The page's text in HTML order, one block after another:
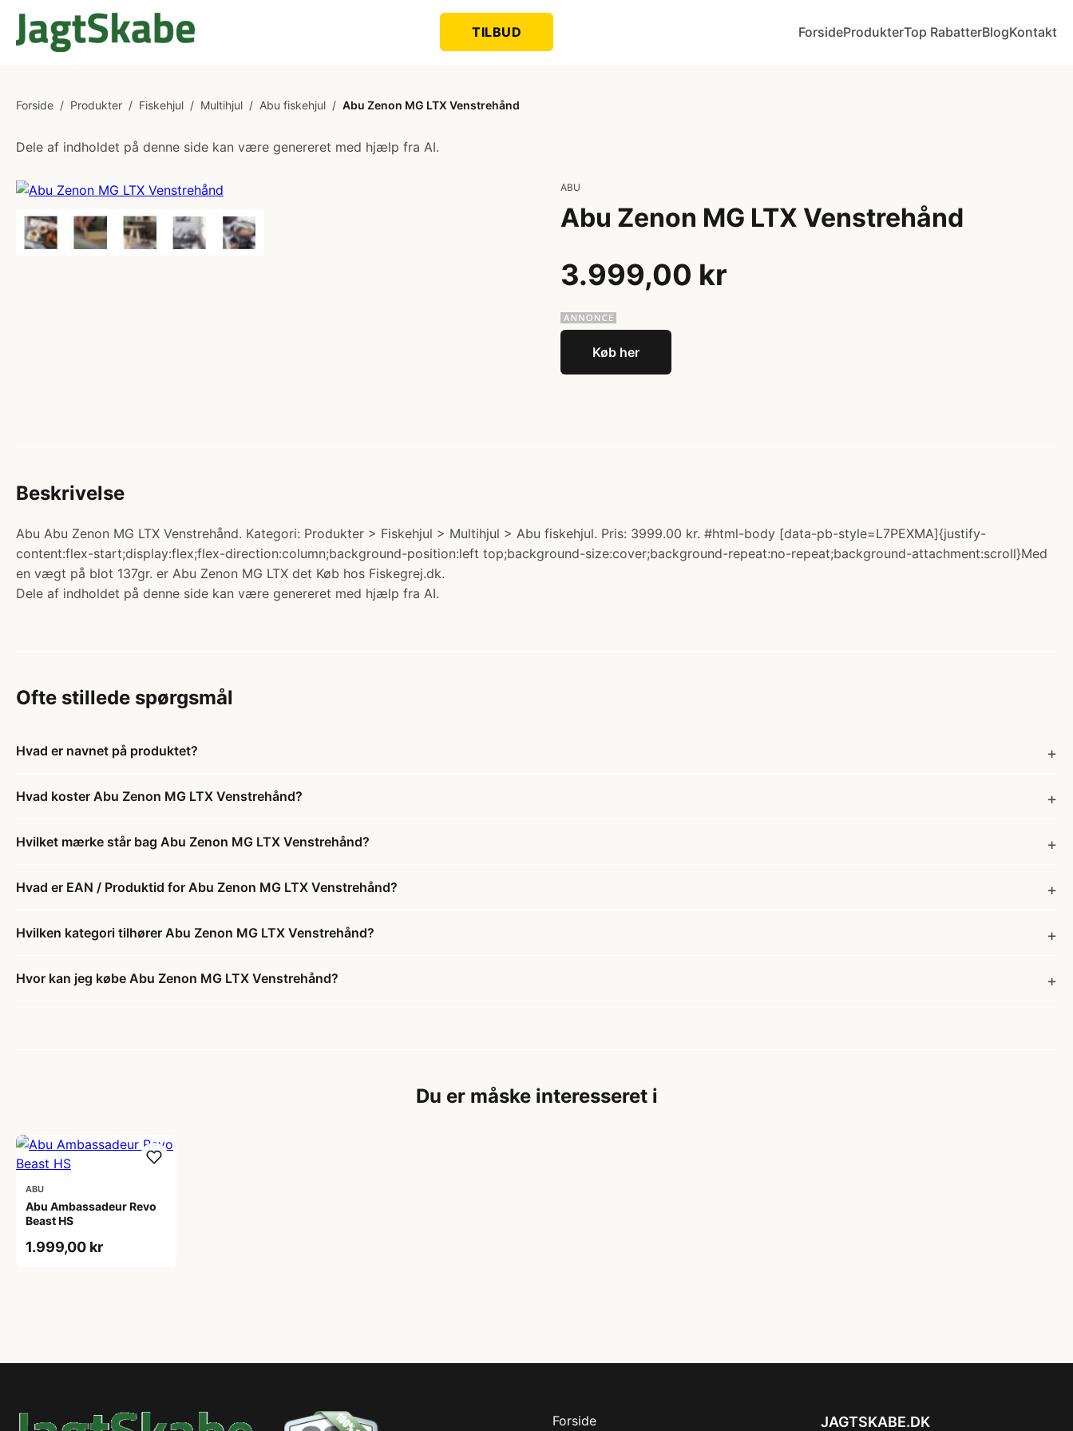
TILBUD ForsideProdukterTop RabatterBlogKontakt
Forside / Produkter / Fiskehjul / Multihjul / Abu fiskehjul / Abu Zenon MG LTX Venstrehånd
Dele af indholdet på denne side kan være genereret med hjælp fra AI.
ABU
Abu Zenon MG LTX Venstrehånd
3.999,00 kr
Køb her
Beskrivelse
Abu Abu Zenon MG LTX Venstrehånd. Kategori: Produkter > Fiskehjul > Multihjul > Abu fiskehjul. Pris: 3999.00 kr. #html-body [data-pb-style=L7PEXMA]{justify-
content:flex-start;display:flex;flex-direction:column;background-position:left top;background-size:cover;background-repeat:no-repeat;background-attachment:scroll}Med
en vægt på blot 137gr. er Abu Zenon MG LTX det Køb hos Fiskegrej.dk.
Dele af indholdet på denne side kan være genereret med hjælp fra AI.
Ofte stillede spørgsmål
Hvad er navnet på produktet?
Hvad koster Abu Zenon MG LTX Venstrehånd?
Hvilket mærke står bag Abu Zenon MG LTX Venstrehånd?
Hvad er EAN / Produktid for Abu Zenon MG LTX Venstrehånd?
Hvilken kategori tilhører Abu Zenon MG LTX Venstrehånd?
Hvor kan jeg købe Abu Zenon MG LTX Venstrehånd?
Du er måske interesseret i
ABU
Abu Ambassadeur Revo
Beast HS
1.999,00 kr
Forside JAGTSKABE.DK